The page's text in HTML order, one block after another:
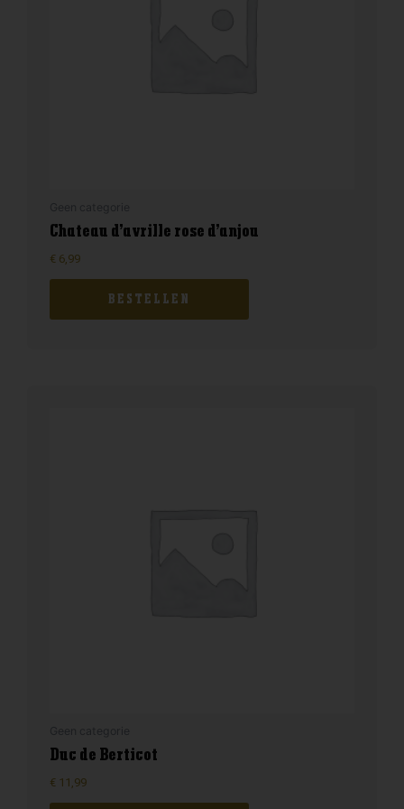
Chateau d’avrille rose d’anjou
€ 6,99
BESTELLEN
Duc de Berticot
€ 11,99